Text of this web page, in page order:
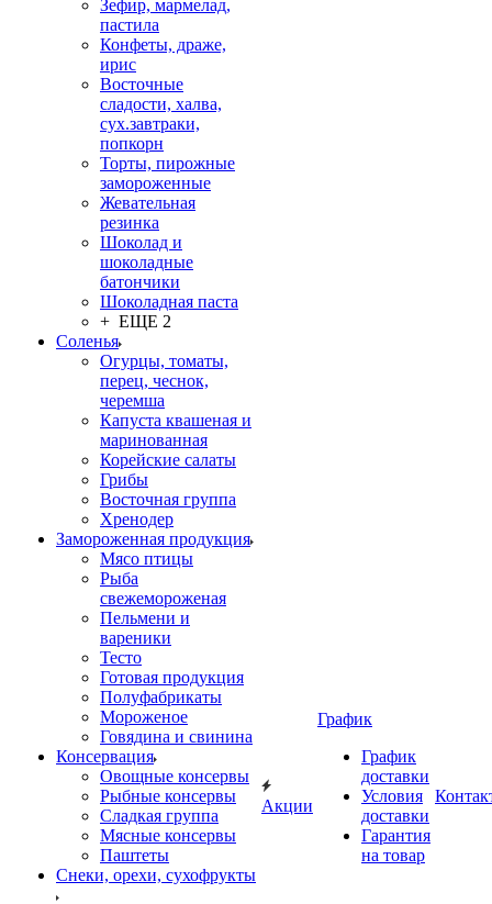
Зефир, мармелад,
пастила
Конфеты, драже,
ирис
Восточные
сладости, халва,
сух.завтраки,
попкорн
Торты, пирожные
замороженные
Жевательная
резинка
Шоколад и
шоколадные
батончики
Шоколадная паста
+ ЕЩЕ 2
Соленья
Огурцы, томаты,
перец, чеснок,
черемша
Капуста квашеная и
маринованная
Корейские салаты
Грибы
Восточная группа
Хренодер
Замороженная продукция
Мясо птицы
Рыба
свежемороженая
Пельмени и
вареники
Тесто
Готовая продукция
Полуфабрикаты
Мороженое
Говядина и свинина
Консервация
Овощные консервы
Рыбные консервы
Сладкая группа
Мясные консервы
Паштеты
Снеки, орехи, сухофрукты
Акции
График
График
доставки
Условия
доставки
Гарантия
на товар